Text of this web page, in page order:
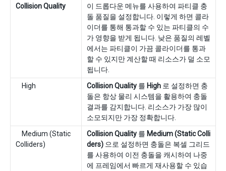
Collision Quality
이 드롭다운 메뉴를 사용하여 파티클 충
돌 품질을 설정합니다. 이렇게 하면 콜라
이더를 통해 통과할 수 있는 파티클의 수
가 영향을 받게 됩니다. 낮은 품질의 레벨
에서는 파티클이 가끔 콜라이더를 통과
할 수 있지만 계산할 때 리소스가 덜 소모
됩니다.
High
Collision Quality 를 High 로 설정하면 충
돌은 항상 물리 시스템을 활용하여 충돌
결과를 감지합니다. 리소스가 가장 많이
소모되지만 가장 정확합니다.
Medium (Static
Colliders)
Collision Quality 를 Medium (Static Colli
ders) 으로 설정하면 충돌은 복셀 그리드
를 사용하여 이전 충돌을 캐시하여 나중
에 프레임에서 빠르게 재사용할 수 있습